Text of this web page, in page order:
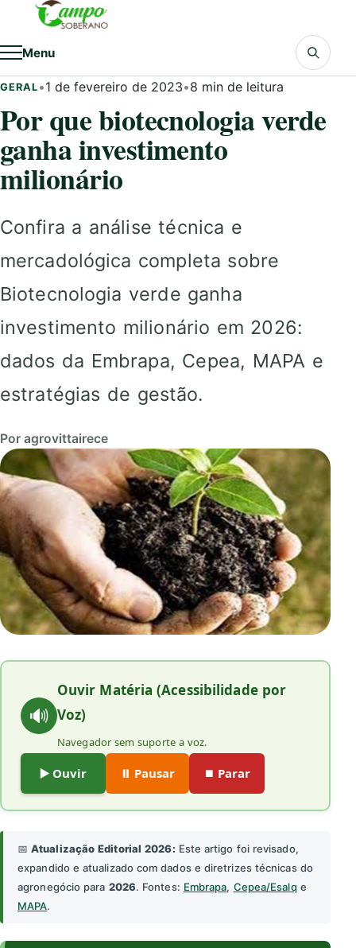
Pular para o conteúdo
Menu
GERAL •1 de fevereiro de 2023•8 min de leitura
Por que biotecnologia verde
ganha investimento
milionário
Confira a análise técnica e
mercadológica completa sobre
Biotecnologia verde ganha
investimento milionário em 2026:
dados da Embrapa, Cepea, MAPA e
estratégias de gestão.
Por agrovittairece
🔊
Ouvir Matéria (Acessibilidade por
Voz)
Navegador sem suporte a voz.
▶️ Ouvir ⏸️ Pausar ⏹️ Parar
📅Atualização Editorial 2026: Este artigo foi revisado,
expandido e atualizado com dados e diretrizes técnicas do
agronegócio para 2026. Fontes: Embrapa, Cepea/Esalq e
MAPA.